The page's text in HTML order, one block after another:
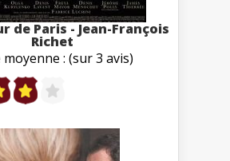
de Paris - Jean-François
Richet
: (sur 3 avis)